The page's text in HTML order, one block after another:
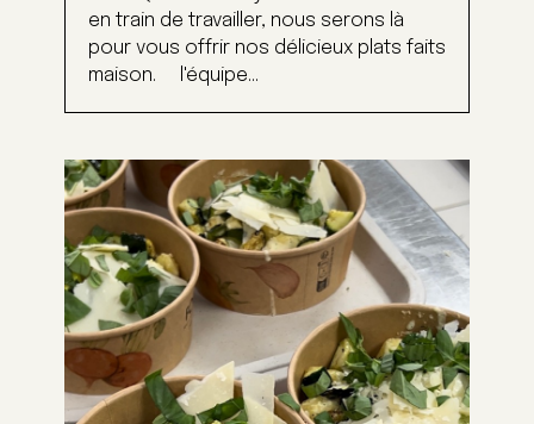
en train de travailler, nous serons là
pour vous offrir nos délicieux plats faits
maison. l'équipe...